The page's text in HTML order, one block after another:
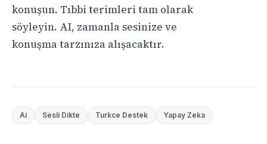
konuşun. Tıbbi terimleri tam olarak
söyleyin. AI, zamanla sesinize ve
konuşma tarzınıza alışacaktır.
Ai Sesli Dikte Turkce Destek Yapay Zeka